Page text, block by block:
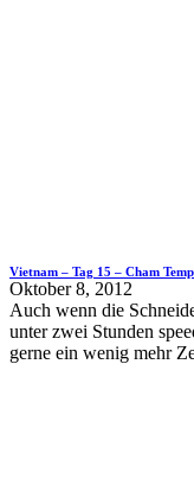
Vietnam – Tag 15 – Cham
Oktober 8, 2012
Auch wenn die
unter zwei Stunden
gerne ein wenig mehr